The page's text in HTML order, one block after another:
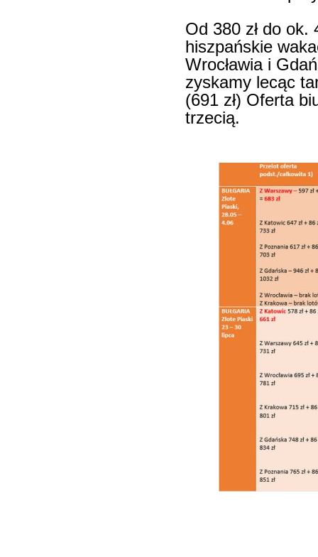
Od 380 zł do ok.
hiszpańskie
Wrocławia i
zyskamy lecąc
(691 zł) Oferta
trzecią.